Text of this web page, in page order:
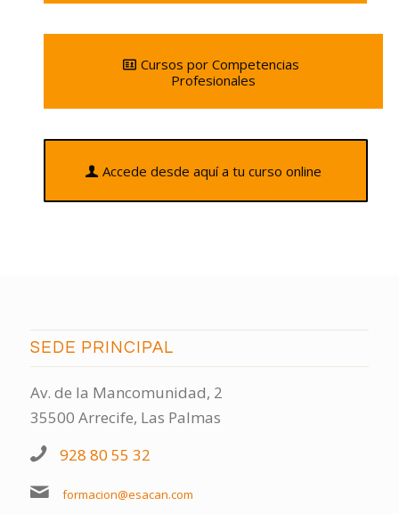
Cursos por Competencias
Profesionales
Accede desde aquí a tu curso online
SEDE PRINCIPAL
Av. de la Mancomunidad, 2
35500 Arrecife, Las Palmas
928 80 55 32
formacion@esacan.com